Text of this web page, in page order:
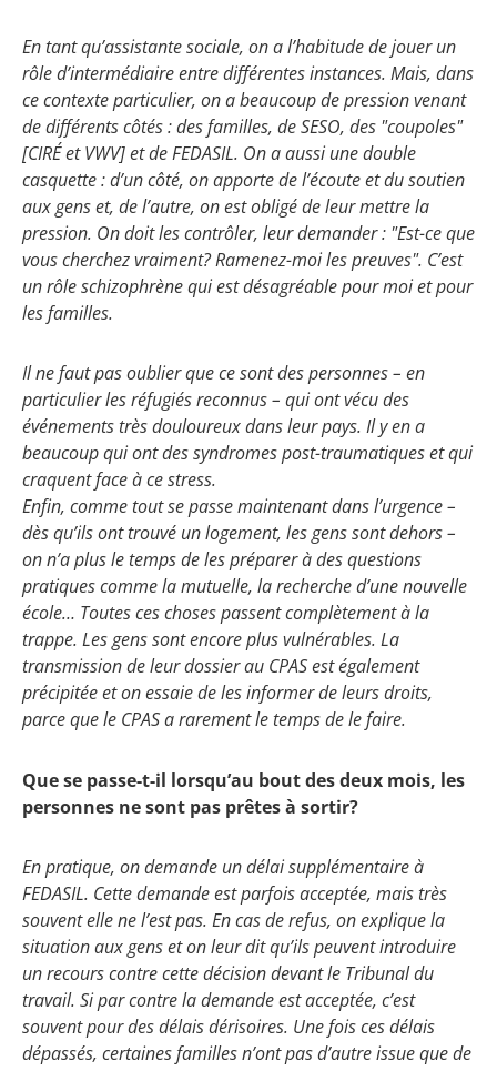
En tant qu’assistante sociale, on a l’habitude de jouer un
rôle d’intermédiaire entre différentes instances. Mais, dans
ce contexte particulier, on a beaucoup de pression venant
de différents côtés : des familles, de SESO, des "coupoles"
[CIRÉ et VWV] et de FEDASIL. On a aussi une double
casquette : d’un côté, on apporte de l’écoute et du soutien
aux gens et, de l’autre, on est obligé de leur mettre la
pression. On doit les contrôler, leur demander : "Est-ce que
vous cherchez vraiment? Ramenez-moi les preuves". C’est
un rôle schizophrène qui est désagréable pour moi et pour
les familles.
Il ne faut pas oublier que ce sont des personnes – en
particulier les réfugiés reconnus – qui ont vécu des
événements très douloureux dans leur pays. Il y en a
beaucoup qui ont des syndromes post-traumatiques et qui
craquent face à ce stress.
Enfin, comme tout se passe maintenant dans l’urgence –
dès qu’ils ont trouvé un logement, les gens sont dehors –
on n’a plus le temps de les préparer à des questions
pratiques comme la mutuelle, la recherche d’une nouvelle
école… Toutes ces choses passent complètement à la
trappe. Les gens sont encore plus vulnérables. La
transmission de leur dossier au CPAS est également
précipitée et on essaie de les informer de leurs droits,
parce que le CPAS a rarement le temps de le faire.
Que se passe-t-il lorsqu’au bout des deux mois, les
personnes ne sont pas prêtes à sortir?
En pratique, on demande un délai supplémentaire à
FEDASIL. Cette demande est parfois acceptée, mais très
souvent elle ne l’est pas. En cas de refus, on explique la
situation aux gens et on leur dit qu’ils peuvent introduire
un recours contre cette décision devant le Tribunal du
travail. Si par contre la demande est acceptée, c’est
souvent pour des délais dérisoires. Une fois ces délais
dépassés, certaines familles n’ont pas d’autre issue que de